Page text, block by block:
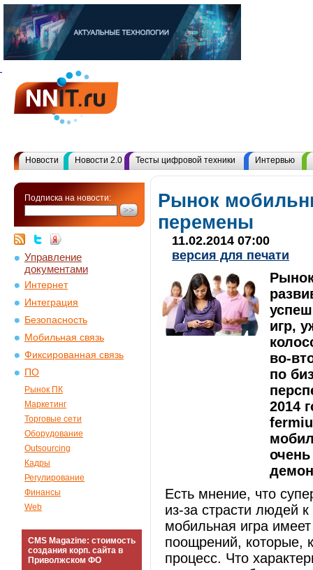
Новости Новости 2.0 Тесты цифровой техники Интервью
Подписка на новости:
Управление
документами
Интернет
Интеграция
Безопасность
Мобильная связь
Фиксированная связь
ПО
Рынок ПК
Маркетинг
Торговые сети
Оборудование
Outsourcing
Кадры
Регулирование
Финансы
Web
CMS Magazine: стоимость
создания корп. сайта в
Приволжском ФО
Рынок
перемены
11.02.2014 07:00
версия для печати
игр,
во-
по
2014
Есть мнение, что
из-за страсти людей
мобильная игра
поощрений, которые,
процесс. Что